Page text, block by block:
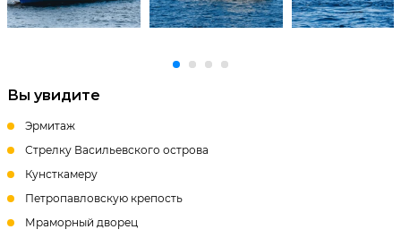
Вы увидите
Эрмитаж
Стрелку Васильевского острова
Кунсткамеру
Петропавловскую крепость
Мраморный дворец